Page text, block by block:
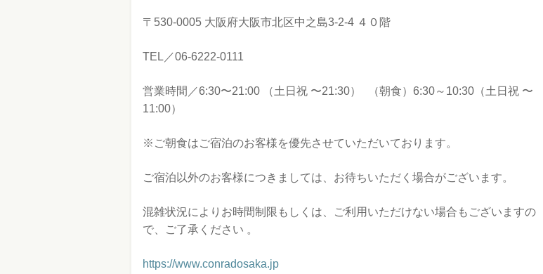
〒530-0005 大阪府大阪市北区中之島3-2-4 ４０階
TEL／06-6222-0111
営業時間／6:30〜21:00 （土日祝 〜21:30） （朝食）6:30～10:30（土日祝 〜
11:00）
※ご朝食はご宿泊のお客様を優先させていただいております。
ご宿泊以外のお客様につきましては、お待ちいただく場合がございます。
混雑状況によりお時間制限もしくは、ご利用いただけない場合もございますの
で、ご了承ください 。
https://www.conradosaka.jp